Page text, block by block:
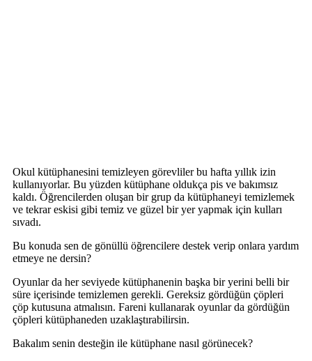
Okul kütüphanesini temizleyen görevliler bu hafta yıllık izin
kullanıyorlar. Bu yüzden kütüphane oldukça pis ve bakımsız
kaldı. Öğrencilerden oluşan bir grup da kütüphaneyi temizlemek
ve tekrar eskisi gibi temiz ve güzel bir yer yapmak için kulları
sıvadı.
Bu konuda sen de gönüllü öğrencilere destek verip onlara yardım
etmeye ne dersin?
Oyunlar da her seviyede kütüphanenin başka bir yerini belli bir
süre içerisinde temizlemen gerekli. Gereksiz gördüğün çöpleri
çöp kutusuna atmalısın. Fareni kullanarak oyunlar da gördüğün
çöpleri kütüphaneden uzaklaştırabilirsin.
Bakalım senin desteğin ile kütüphane nasıl görünecek?